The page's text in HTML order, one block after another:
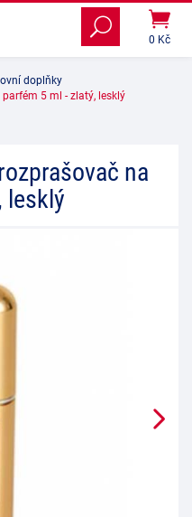
0 Kč
doplňky
5 ml - zlatý, lesklý
na
lesklý